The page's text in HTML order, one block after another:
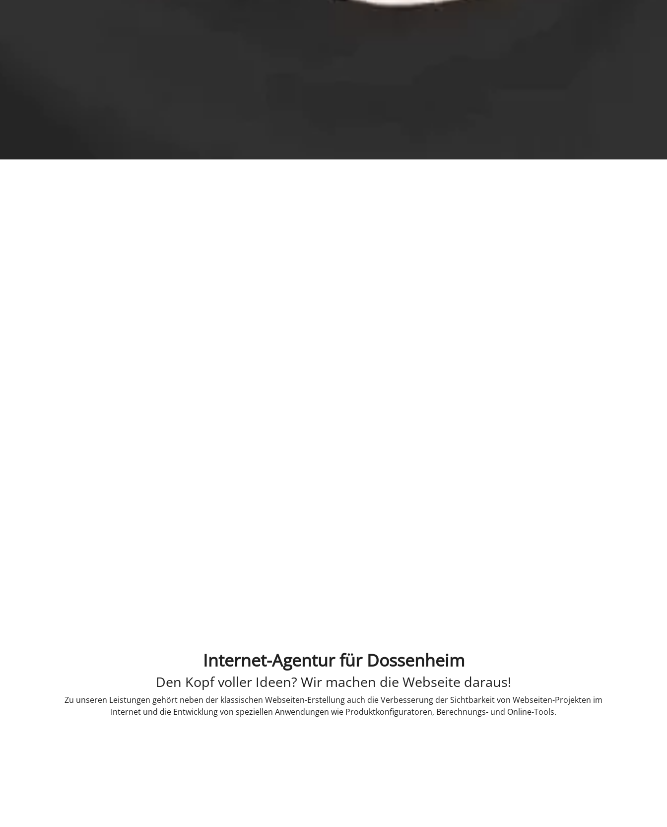
Internet-Agentur für Dossenheim
Den Kopf voller Ideen? Wir machen die Webseite daraus!
Zu unseren Leistungen gehört neben der klassischen Webseiten-Erstellung auch die Verbesserung der Sichtbarkeit von Webseiten-Projekten im
Internet und die Entwicklung von speziellen Anwendungen wie Produktkonfiguratoren, Berechnungs- und Online-Tools.